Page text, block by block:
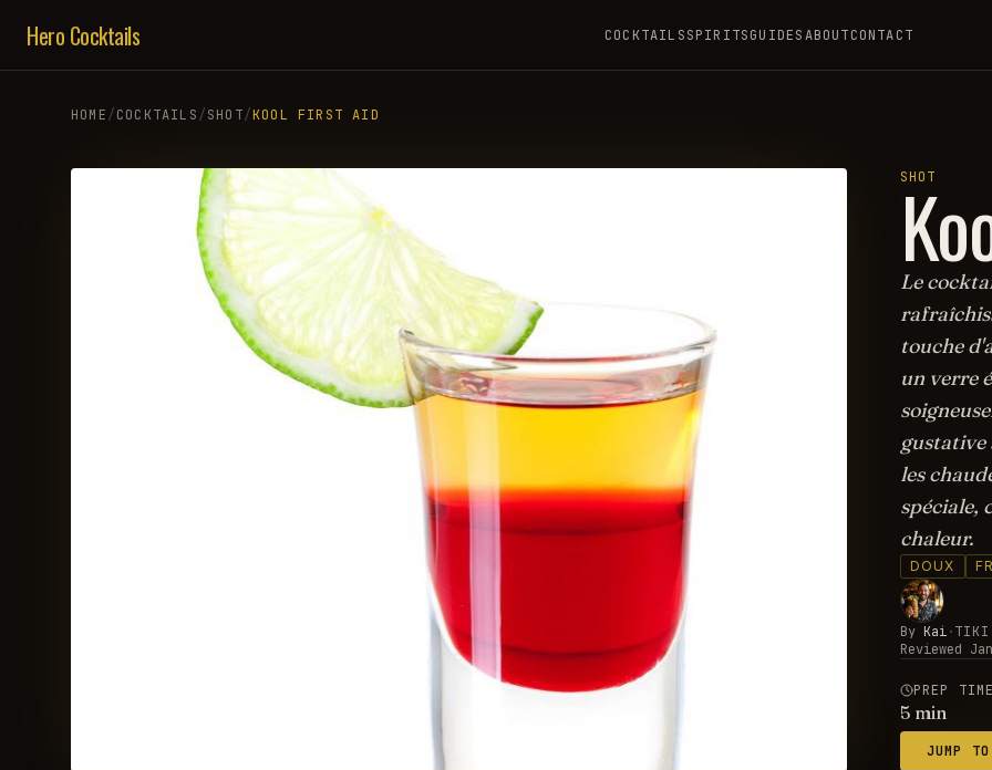
Hero Cocktails COCKTAILSSPIRITSGUIDESABOUTCONTACT
HOME/COCKTAILS/SHOT/KOOL FIRST AID
SHOT
Le
touche
un verre
gustative
les
spéciale,
chaleur.
DOUX
By Kai·TIKI
Reviewed
PREP TIME
5min
JUMP